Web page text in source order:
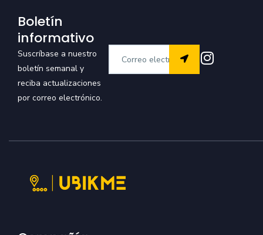
Boletín
informativo
Suscríbase a nuestro
boletín semanal y
reciba actualizaciones
por correo electrónico.